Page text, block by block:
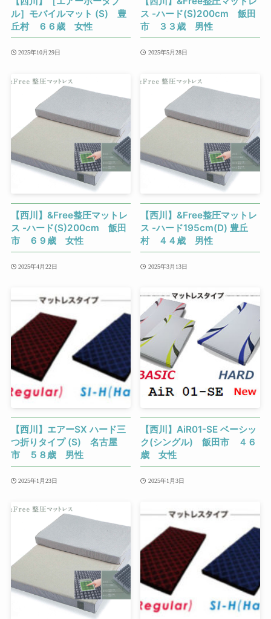
ル］モバイルマット (S) 豊
丘村 ６６歳 女性
2025年10月29日
ス -ハード(S)200cm 飯田
市 ３３歳 男性
2025年5月28日
【西川】&Free整圧マットレ
ス -ハード(S)200cm 飯田
市 ６９歳 女性
2025年4月22日
【西川】&Free整圧マットレ
ス -ハード195cm(D) 豊丘
村 ４４歳 男性
2025年3月13日
【西川】エアーSX ハード三
つ折りタイプ (S) 名古屋
市 ５８歳 男性
2025年1月23日
【西川】AiR01-SE ベーシッ
ク(シングル) 飯田市 ４６
歳 女性
2025年1月3日